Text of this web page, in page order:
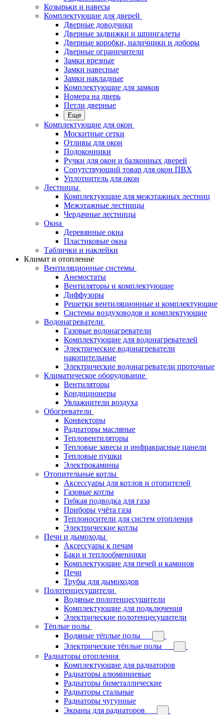
Козырьки и навесы
Комплектующие для дверей
Дверные доводчики
Дверные задвижки и шпингалеты
Дверные коробки, наличники и доборы
Дверные ограничители
Замки врезные
Замки навесные
Замки накладные
Комплектующие для замков
Номера на дверь
Петли дверные
Еще
Комплектующие для окон
Москитные сетки
Отливы для окон
Подоконники
Ручки для окон и балконных дверей
Сопутствующий товар для окон ПВХ
Уплотнитель для окон
Лестницы
Комплектующие для межэтажных лестниц
Межэтажные лестницы
Чердачные лестницы
Окна
Деревянные окна
Пластиковые окна
Таблички и наклейки
Климат и отопление
Вентиляционные системы
Анемостаты
Вентиляторы и комплектующие
Диффузоры
Решетки вентиляционные и комплектующие
Системы воздуховодов и комплектующие
Водонагреватели
Газовые водонагреватели
Комплектующие для водонагревателей
Электрические водонагреватели
накопительные
Электрические водонагреватели проточные
Климатическое оборудование
Вентиляторы
Кондиционеры
Увлажнители воздуха
Обогреватели
Конвекторы
Радиаторы масляные
Тепловентиляторы
Тепловые завесы и инфракрасные панели
Тепловые пушки
Электрокамины
Отопительные котлы
Аксессуары для котлов и отопителей
Газовые котлы
Гибкая подводка для газа
Приборы учёта газа
Теплоносители для систем отопления
Электрические котлы
Печи и дымоходы
Аксессуары к печам
Баки и теплообменники
Комплектующие для печей и каминов
Печи
Трубы для дымоходов
Полотенцесушители
Водяные полотенцесушители
Комплектующие для подключения
Электрические полотенцесушители
Тёплые полы
Водяные тёплые полы
Электрические тёплые полы
Радиаторы отопления
Комплектующие для радиаторов
Радиаторы алюминиевые
Радиаторы биметаллические
Радиаторы стальные
Радиаторы чугунные
Экраны для радиаторов